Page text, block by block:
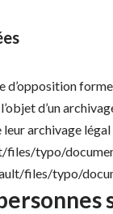
d’opposition
d’un
archivage
typo/
files/typo/